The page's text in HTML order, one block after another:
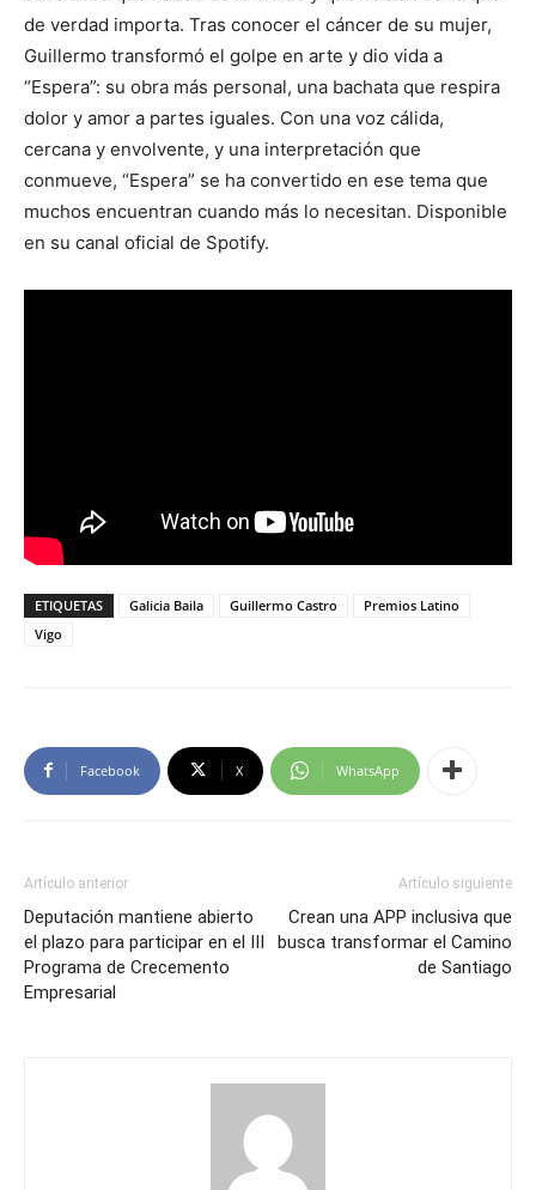
de verdad importa. Tras conocer el cáncer de su mujer,
Guillermo transformó el golpe en arte y dio vida a
“Espera”: su obra más personal, una bachata que respira
dolor y amor a partes iguales. Con una voz cálida,
cercana y envolvente, y una interpretación que
conmueve, “Espera” se ha convertido en ese tema que
muchos encuentran cuando más lo necesitan. Disponible
en su canal oficial de Spotify.
ETIQUETAS Galicia Baila Guillermo Castro
Premios Latino
Vigo
Facebook X WhatsApp
Artículo anterior
Deputación mantiene abierto
el plazo para participar en el III
Programa de Crecemento
Empresarial
Artículo siguiente
Crean una APP inclusiva que
busca transformar el Camino
de Santiago